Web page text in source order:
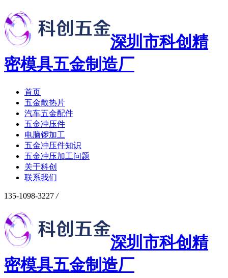
深圳市科创精
密模具五金制造厂
首页
五金散热片
汽车五金配件
五金冲压件
电脑锣加工
五金冲压件知识
五金冲压加工问题
关于科创
联系我们
135-1098-3227 /
深圳市科创精
密模具五金制造厂